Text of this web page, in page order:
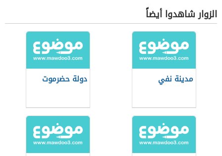
الزوار شاهدوا أيضاً
مدينة نفي دولة حضرموت